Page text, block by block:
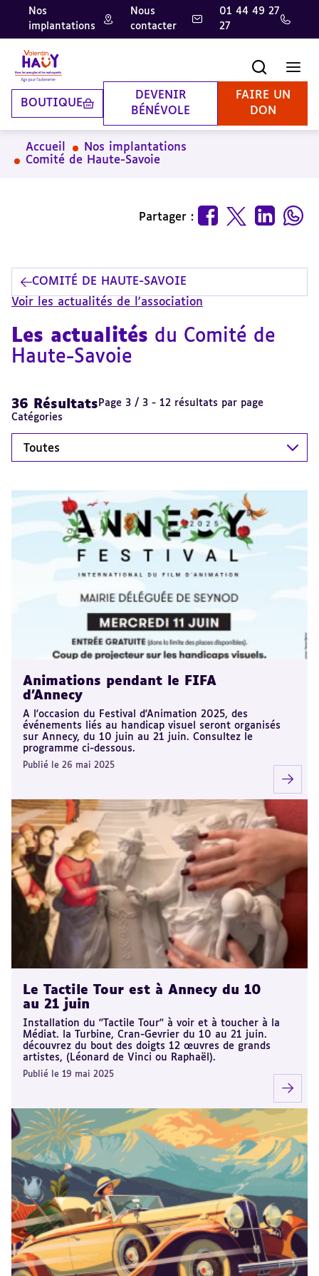
Aller
contenu
principal
Aller
pied
de
page
Aller
la
recherche
Nos
implantations
Nous
contacter
01 44 49 27
27
BOUTIQUE
DEVENIR
BÉNÉVOLE
FAIRE UN
DON
Accueil
Nos implantations
Comité de Haute-Savoie
Partager :
COMITÉ DE HAUTE-SAVOIE
Voir les actualités de l'association
Les actualités du Comité de
Haute-Savoie
36 Résultats Page 3 / 3 - 12 résultats par page
Catégories
Toutes
Animations pendant le FIFA
d'Annecy
A l'occasion du Festival d'Animation 2025, des
événements liés au handicap visuel seront organisés
sur Annecy, du 10 juin au 21 juin. Consultez le
programme ci-dessous.
Publié le 26 mai 2025
Le Tactile Tour est à Annecy du 10
au 21 juin
Installation du "Tactile Tour" à voir et à toucher à la
Médiat. la Turbine, Cran-Gevrier du 10 au 21 juin.
découvrez du bout des doigts 12 œuvres de grands
artistes, (Léonard de Vinci ou Raphaël).
Publié le 19 mai 2025